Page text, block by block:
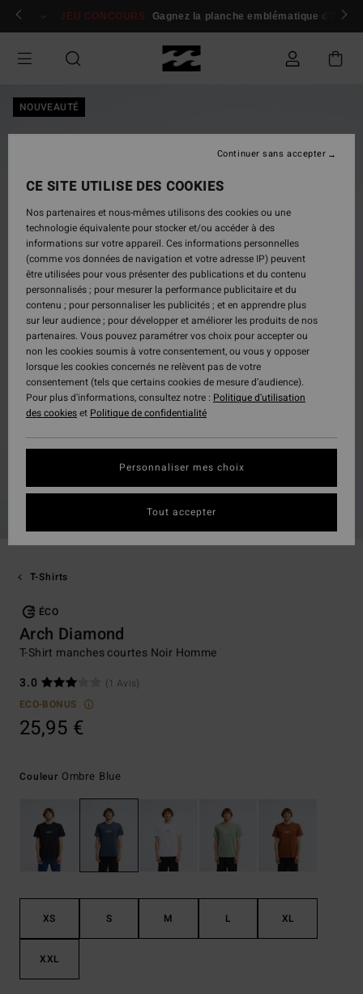
Passer
Se connecter / s'inscrire
JEU CONCOURS Gagnez la planche emblématique d'Andy
NOUVEAUTÉ
T-Shirts
ÉCO
Arch Diamond
T-Shirt manches courtes Noir Homme
3.0
(1 Avis)
ECO-BONUS
25,95 €
Couleur Ombre Blue
XS S M L XL
XXL
CE SITE UTILISE DES COOKIES
Nos partenaires et nous-mêmes utilisons des cookies ou une
technologie équivalente pour stocker et/ou accéder à des
informations sur votre appareil. Ces informations personnelles
(comme vos données de navigation et votre adresse IP) peuvent
être utilisées pour vous présenter des publications et du contenu
personnalisés ; pour mesurer la performance publicitaire et du
contenu ; pour personnaliser les publicités ; et en apprendre plus
sur leur audience ; pour développer et améliorer les produits de nos
partenaires. Vous pouvez paramétrer vos choix pour accepter ou
non les cookies soumis à votre consentement, ou vous y opposer
lorsque les cookies concernés ne relèvent pas de votre
consentement (tels que certains cookies de mesure d’audience).
Pour plus d'informations, consultez notre : Politique d'utilisation
des cookieset Politique de confidentialité
Personnaliser mes choix
Continuer sans accepter
Tout accepter